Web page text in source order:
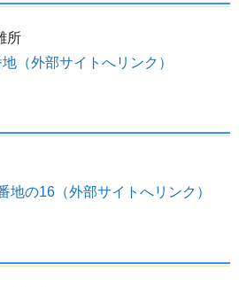
所
（外部サイトへリンク）
地の16（外部サイトへリンク）